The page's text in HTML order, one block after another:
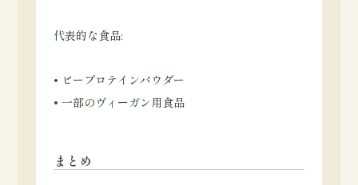
代表的な食品:
• ピープロテインパウダー
• 一部のヴィーガン用食品
まとめ